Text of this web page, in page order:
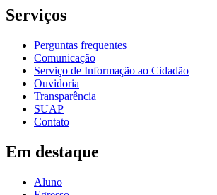
Serviços
Perguntas frequentes
Comunicação
Serviço de Informação ao Cidadão
Ouvidoria
Transparência
SUAP
Contato
Em destaque
Aluno